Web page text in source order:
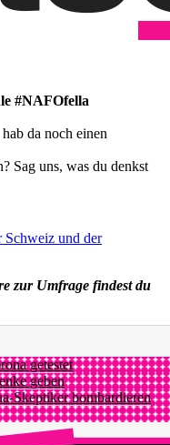
#NAFOfella
da noch einen
Sag uns, was du denkst
Schweiz und der
zur Umfrage findest du
getestet
geben
Skeptiker bombardieren